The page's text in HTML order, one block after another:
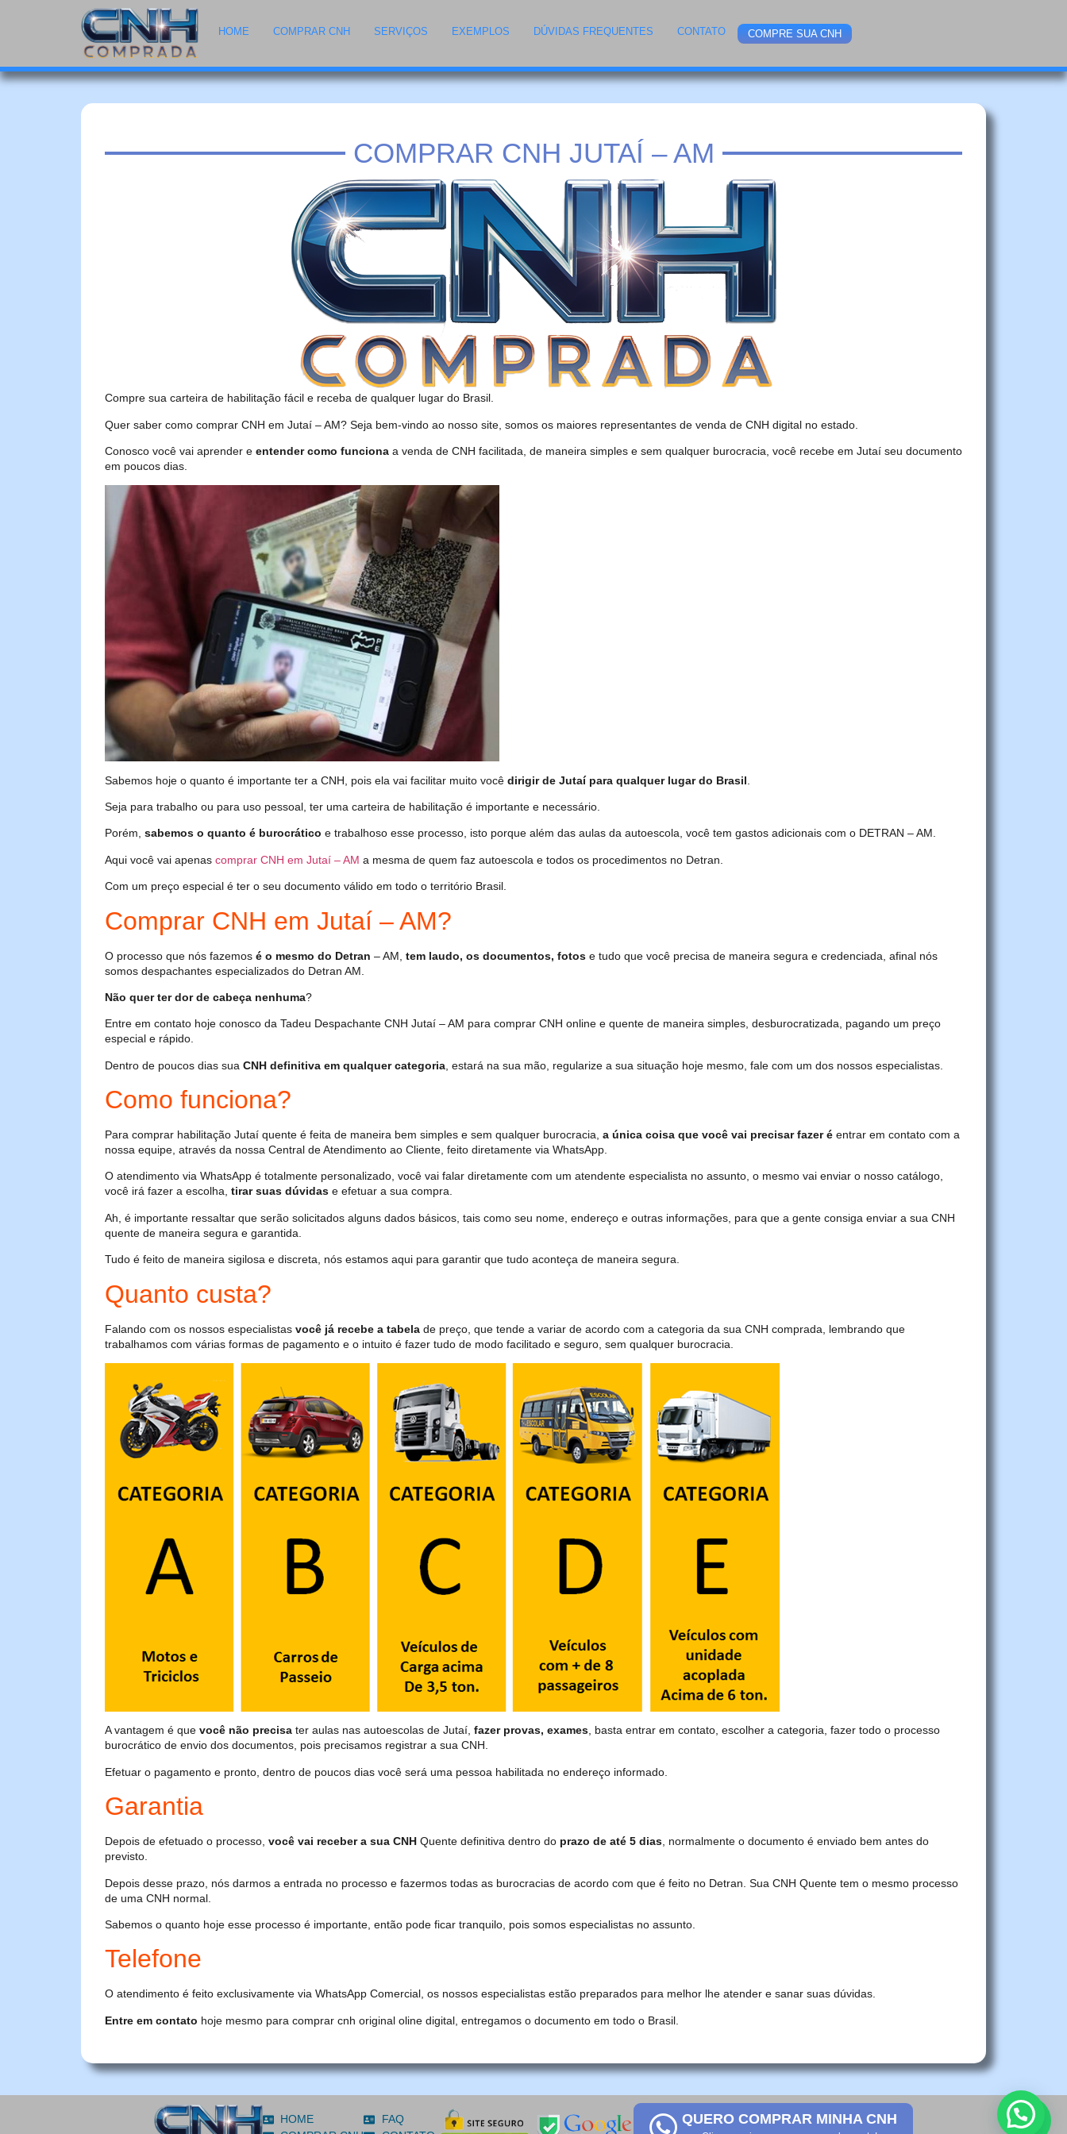
HOME COMPRAR CNH SERVIÇOS EXEMPLOS DÚVIDAS FREQUENTES CONTATO COMPRE SUA CNH
COMPRAR CNH JUTAÍ – AM
Compre sua carteira de habilitação fácil e receba de qualquer lugar do Brasil.
Quer saber como comprar CNH em Jutaí – AM? Seja bem-vindo ao nosso site, somos os maiores representantes de venda de CNH digital no estado.
Conosco você vai aprender e entender como funciona a venda de CNH facilitada, de maneira simples e sem qualquer burocracia, você recebe em Jutaí seu documento
em poucos dias.
Sabemos hoje o quanto é importante ter a CNH, pois ela vai facilitar muito você dirigir de Jutaí para qualquer lugar do Brasil
Seja para trabalho ou para uso pessoal, ter uma carteira de habilitação é importante e necessário.
Porém, sabemos o quanto é burocrático e trabalhoso esse processo, isto porque além das aulas da autoescola, você tem gastos adicionais com o DETRAN – AM.
Aqui você vai apenas comprar CNH em Jutaí – AM a mesma de quem faz autoescola e todos os procedimentos no Detran.
Com um preço especial é ter o seu documento válido em todo o território Brasil.
Comprar CNH em Jutaí – AM?
O processo que nós fazemos é o mesmo do Detran – AM, tem laudo, os documentos, fotos e tudo que você precisa de maneira segura e credenciada, afinal nós
somos despachantes especializados do Detran AM.
Não quer ter dor de cabeça nenhuma?
Entre em contato hoje conosco da Tadeu Despachante CNH Jutaí – AM para comprar CNH online e quente de maneira simples, desburocratizada, pagando um preço
especial e rápido.
Dentro de poucos dias sua CNH definitiva em qualquer categoria , estará na sua mão, regularize a sua situação hoje mesmo, fale com um dos nossos especialistas.
Como funciona?
Para comprar habilitação Jutaí quente é feita de maneira bem simples e sem qualquer burocracia, a única coisa que você vai precisar fazer é entrar em contato com a
nossa equipe, através da nossa Central de Atendimento ao Cliente, feito diretamente via WhatsApp.
O atendimento via WhatsApp é totalmente personalizado, você vai falar diretamente com um atendente especialista no assunto, o mesmo vai enviar o nosso catálogo,
você irá fazer a escolha, tirar suas dúvidas e efetuar a sua compra.
Ah, é importante ressaltar que serão solicitados alguns dados básicos, tais como seu nome, endereço e outras informações, para que a gente consiga enviar a sua CNH
quente de maneira segura e garantida.
Tudo é feito de maneira sigilosa e discreta, nós estamos aqui para garantir que tudo aconteça de maneira segura.
Quanto custa?
Falando com os nossos especialistas você já recebe a tabela de preço, que tende a variar de acordo com a categoria da sua CNH comprada, lembrando que
trabalhamos com várias formas de pagamento e o intuito é fazer tudo de modo facilitado e seguro, sem qualquer burocracia.
A vantagem é que você não precisa ter aulas nas autoescolas de Jutaí, fazer provas, exames, basta entrar em contato, escolher a categoria, fazer todo o processo
burocrático de envio dos documentos, pois precisamos registrar a sua CNH.
Efetuar o pagamento e pronto, dentro de poucos dias você será uma pessoa habilitada no endereço informado.
Garantia
Depois de efetuado o processo, você vai receber a sua CNH Quente definitiva dentro do prazo de até 5 dias, normalmente o documento é enviado bem antes do
previsto.
Depois desse prazo, nós darmos a entrada no processo e fazermos todas as burocracias de acordo com que é feito no Detran. Sua CNH Quente tem o mesmo processo
de uma CNH normal.
Sabemos o quanto hoje esse processo é importante, então pode ficar tranquilo, pois somos especialistas no assunto.
Telefone
O atendimento é feito exclusivamente via WhatsApp Comercial, os nossos especialistas estão preparados para melhor lhe atender e sanar suas dúvidas.
Entre em contato hoje mesmo para comprar cnh original oline digital, entregamos o documento em todo o Brasil.
HOME
FAQ
QUERO COMPRAR MINHA CNH